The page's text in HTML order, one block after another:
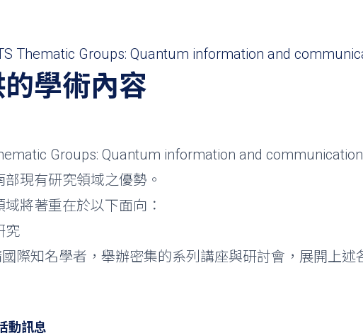
Thematic Groups: Quantum information and
學術內容
Groups: Quantum information and
現有研究領域之優勢。
將著重在於以下面向：
究
際知名學者，舉辦密集的系列講座與研討會，展開上述
動訊息